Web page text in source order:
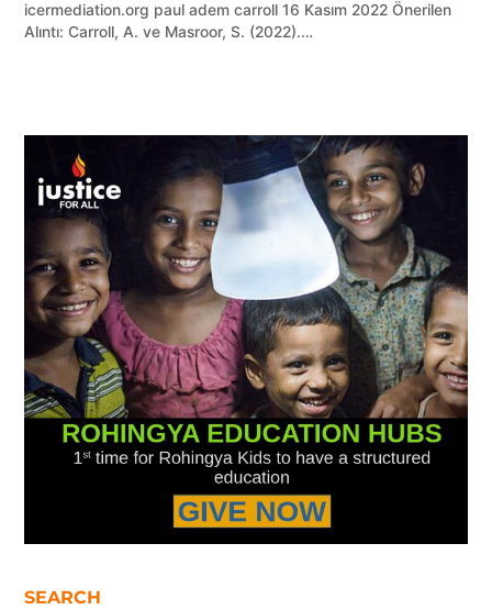
icermediation.org paul adem carroll 16 Kasım 2022 Önerilen
Alıntı: Carroll, A. ve Masroor, S. (2022).…
SEARCH